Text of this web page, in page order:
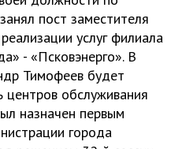
пост заместителя
услуг филиала
- «Псковэнерго». В
Тимофеев будет
центров обслуживания
назначен первым
города